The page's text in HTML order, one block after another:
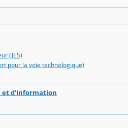
(JES)
pour la voie technologique)
et d'Information